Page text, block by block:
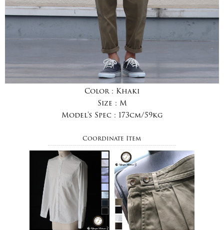
Color : Khaki
Size : M
Model's Spec : 173cm/59kg
Coordinate Item